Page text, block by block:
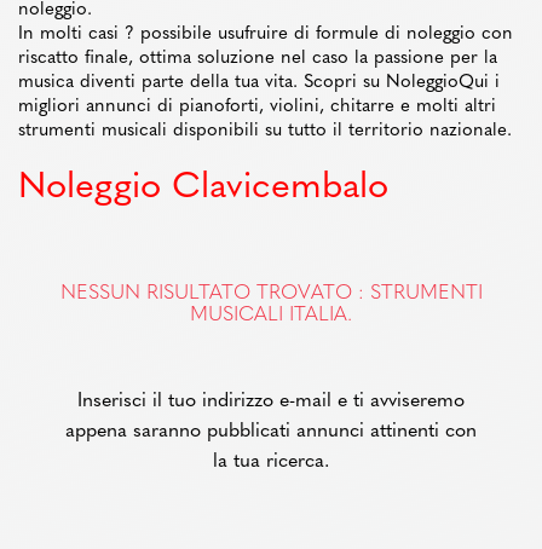
noleggio.
In molti casi ? possibile usufruire di formule di noleggio con
riscatto finale, ottima soluzione nel caso la passione per la
musica diventi parte della tua vita. Scopri su NoleggioQui i
migliori annunci di pianoforti, violini, chitarre e molti altri
strumenti musicali disponibili su tutto il territorio nazionale.
Noleggio Clavicembalo
NESSUN RISULTATO TROVATO : STRUMENTI
MUSICALI ITALIA.
Inserisci il tuo indirizzo e-mail e ti avviseremo
appena saranno pubblicati annunci attinenti con
la tua ricerca.